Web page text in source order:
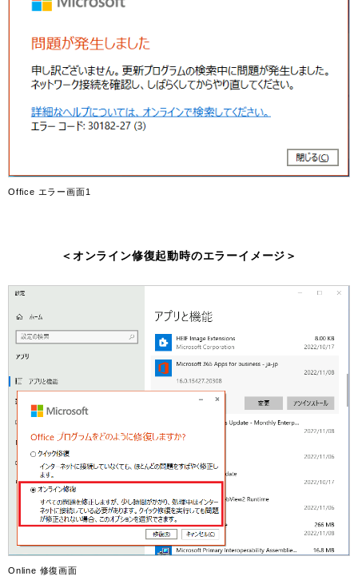
Office エラー画面1
＜オンライン修復起動時のエラーイメージ＞
Online 修復画面